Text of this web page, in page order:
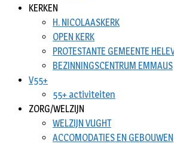
KERKEN
H. NICOLAASKERK
OPEN KERK
PROTESTANTE GEMEENTE
BEZINNINGSCENTRUM EMMAUS
V55+
55+ activiteiten
ZORG/WELZIJN
WELZIJN VUGHT
ACCOMODATIES EN GEBOUWEN